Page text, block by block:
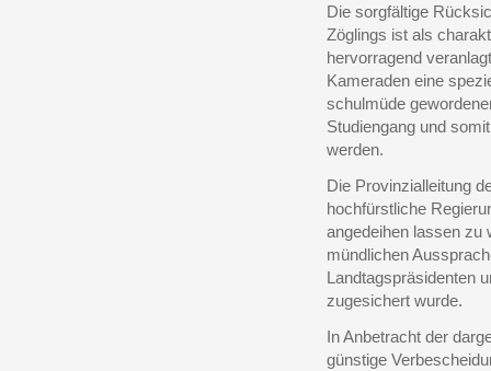
Die sorgfältige
Zöglings ist als
hervorragend
Kameraden eine
schulmüde
Studiengang und
werden.
Die Provinzialleitung
hochfürstliche
angedeihen lassen zu
mündlichen
Landtagspräsidenten
zugesichert wurde.
In Anbetracht der
günstige